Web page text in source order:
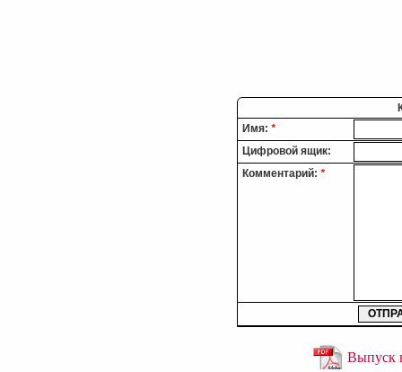
Имя: *
Цифровой ящик:
Комментарий: *
Выпуск